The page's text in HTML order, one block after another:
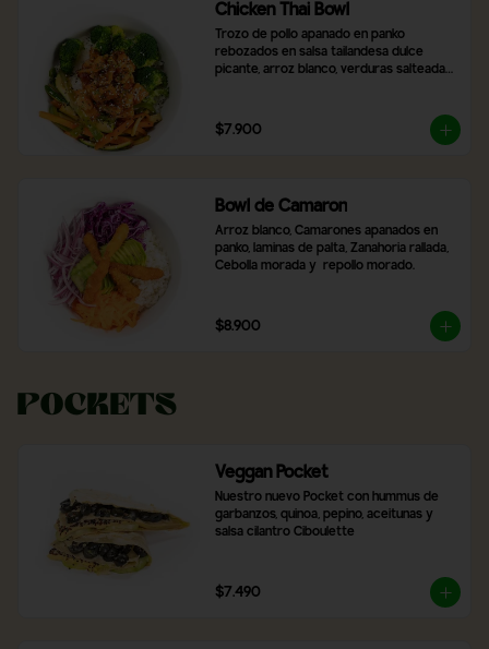
Chicken Thai Bowl
Trozo de pollo apanado en panko
rebozados en salsa tailandesa dulce
picante, arroz blanco, verduras salteadas,
$7.900
Bowl de Camaron
Arroz blanco, Camarones apanados en
panko, laminas de palta, Zanahoria rallada,
Cebolla morada y  repollo morado.
$8.900
Pockets
Veggan Pocket
Nuestro nuevo Pocket con hummus de
garbanzos, quinoa, pepino, aceitunas y
salsa cilantro Ciboulette
$7.490